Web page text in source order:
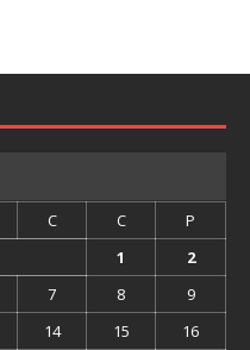
C C
P
1
2
7 8
9
14 15 16